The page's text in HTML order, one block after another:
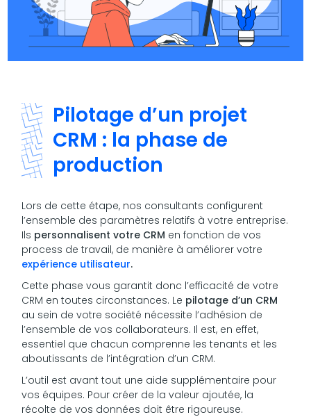
Pilotage d’un projet
CRM : la phase de
production
Lors de cette étape, nos consultants configurent
l’ensemble des paramètres relatifs à votre entreprise.
Ils personnalisent votre CRM en fonction de vos
process de travail, de manière à améliorer votre
expérience utilisateur.
Cette phase vous garantit donc l’efficacité de votre
CRM en toutes circonstances. Le pilotage d’un CRM
au sein de votre société nécessite l’adhésion de
l’ensemble de vos collaborateurs. Il est, en effet,
essentiel que chacun comprenne les tenants et les
aboutissants de l’intégration d’un CRM.
L’outil est avant tout une aide supplémentaire pour
vos équipes. Pour créer de la valeur ajoutée, la
récolte de vos données doit être rigoureuse.